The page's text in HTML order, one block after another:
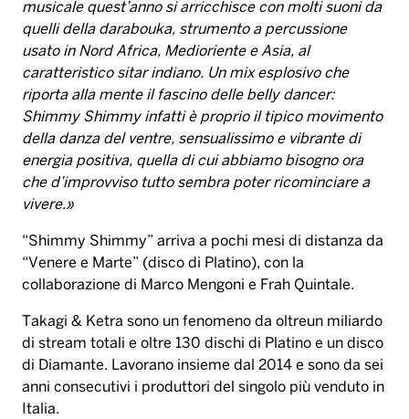
musicale quest’anno si arricchisce con molti suoni da
quelli della darabouka, strumento a percussione
usato in Nord Africa, Medioriente e Asia, al
caratteristico sitar indiano. Un mix esplosivo che
riporta alla mente il fascino delle belly dancer:
Shimmy Shimmy infatti è proprio il tipico movimento
della danza del ventre, sensualissimo e vibrante di
energia positiva, quella di cui abbiamo bisogno ora
che d’improvviso tutto sembra poter ricominciare a
vivere.»
“Shimmy Shimmy” arriva a pochi mesi di distanza da
“Venere e Marte” (disco di Platino), con la
collaborazione di Marco Mengoni e Frah Quintale.
Takagi & Ketra sono un fenomeno da oltreun miliardo
di stream totali e oltre 130 dischi di Platino e un disco
di Diamante. Lavorano insieme dal 2014 e sono da sei
anni consecutivi i produttori del singolo più venduto in
Italia.